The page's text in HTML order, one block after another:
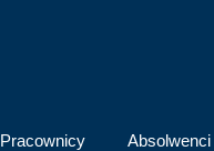
Pracownicy Absolwenci